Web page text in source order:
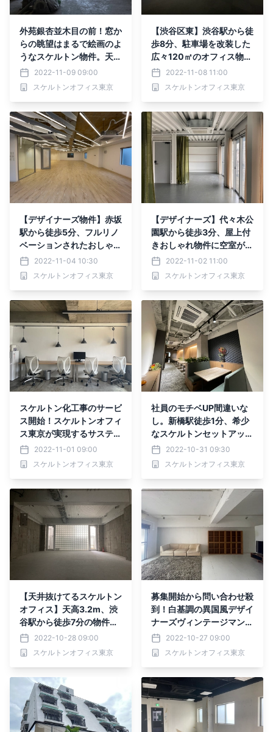
外苑銀杏並木目の前！窓か
らの眺望はまるで絵画のよ
うなスケルトン物件。天井
張りされていた区画をコン
クリ剥き出し工事してその
まま居抜きで募集。
2022-11-09 09:00
スケルトンオフィス東京
【渋谷区東】渋谷駅から徒
歩8分、駐車場を改装した
広々120㎡のオフィス物件
が登場！【配管剥き出し】
2022-11-08 11:00
スケルトンオフィス東京
【デザイナーズ物件】赤坂
駅から徒歩5分、フルリノ
ベーションされたおしゃれ
物件が登場！【事務所、店
舗物件】
2022-11-04 10:30
スケルトンオフィス東京
【デザイナーズ】代々木公
園駅から徒歩3分、屋上付
きおしゃれ物件に空室が出
ました！【事務所、店舗物
件】
2022-11-02 11:00
スケルトンオフィス東京
スケルトン化工事のサービ
ス開始！スケルトンオフィ
ス東京が実現するサステナ
ブルな物件作り。無駄を最
小限に抑える『スケルトン
物件』という選択肢。
2022-11-01 09:00
スケルトンオフィス東京
社員のモチベUP間違いな
し。新橋駅徒歩1分、希少
なスケルトンセットアップ
オフィス物件をご紹介！
2022-10-31 09:30
スケルトンオフィス東京
【天井抜けてるスケルトン
オフィス】天高3.2m、渋
谷駅から徒歩7分の物件に
空室が出ました！【事務
所、店舗物件】
2022-10-28 09:00
スケルトンオフィス東京
募集開始から問い合わせ殺
到！白基調の異国風デザイ
ナーズヴィンテージマンシ
ョンをご紹介。
2022-10-27 09:00
スケルトンオフィス東京